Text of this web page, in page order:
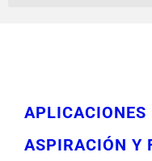
APLICACIONES
ASPIRACIÓN Y